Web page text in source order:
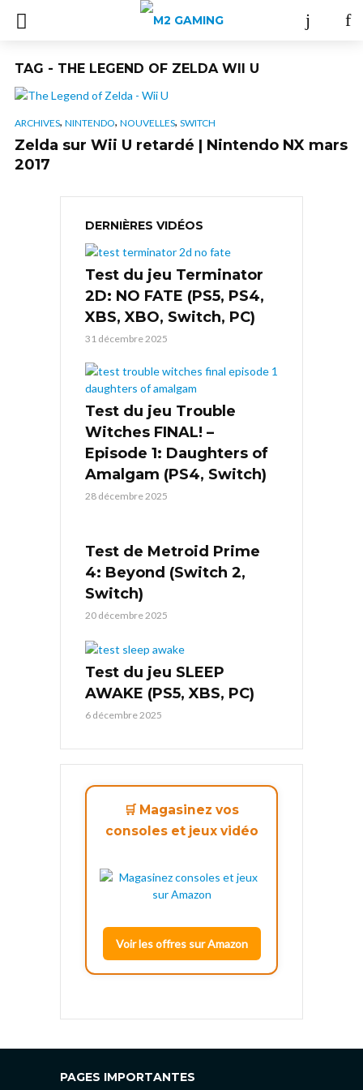
TAG - THE LEGEND OF ZELDA WII U
ARCHIVES, NINTENDO, NOUVELLES, SWITCH
Zelda sur Wii U retardé | Nintendo NX mars
2017
DERNIÈRES VIDÉOS
Test du jeu Terminator
2D: NO FATE (PS5, PS4,
XBS, XBO, Switch, PC)
31 décembre 2025
Test du jeu Trouble
Witches FINAL! –
Episode 1: Daughters of
Amalgam (PS4, Switch)
28 décembre 2025
Test de Metroid Prime
4: Beyond (Switch 2,
Switch)
20 décembre 2025
Test du jeu SLEEP
AWAKE (PS5, XBS, PC)
6 décembre 2025
🛒 Magasinez vos
consoles et jeux vidéo
Voir les offres sur Amazon
PAGES IMPORTANTES